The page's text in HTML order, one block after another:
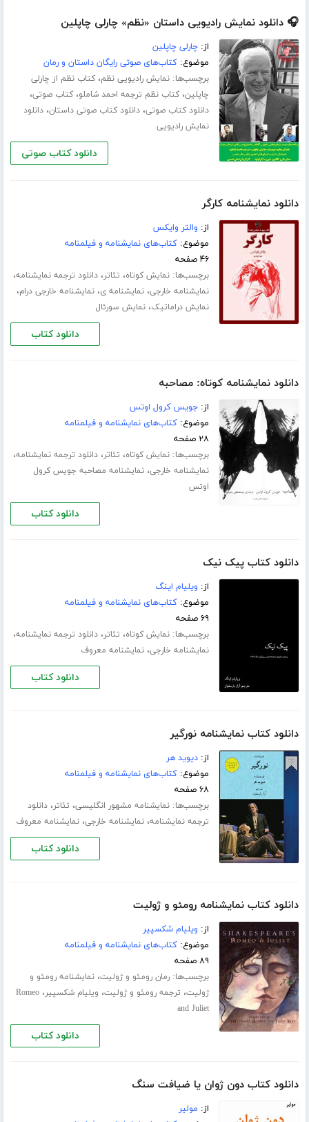
🎧 دانلود نمایش رادیویی داستان «نظم» چارلی چاپلین
از:چارلی چاپلین
موضوع:کتاب‌های صوتی رایگان داستان و رمان
برچسب‌ها:نمایش رادیویی نظم،کتاب نظم از چارلی
چاپلین،کتاب نظم ترجمه احمد شاملو،کتاب صوتی،
دانلود کتاب صوتی،دانلود کتاب صوتی داستان،دانلود
نمایش رادیویی
دانلود کتاب صوتی
دانلود نمایشنامه کارگر
از: والتر وایکس
موضوع:کتاب‌های نمایشنامه و فیلمنامه
۴۶ صفحه
برچسب‌ها:نمایش کوتاه، تئاتر،دانلود ترجمه نمایشنامه،
نمایشنامه خارجی،نمایشنامه ی،نمایشنامه خارجی درام،
نمایش دراماتیک،نمایش سورئال
دانلود کتاب
دانلود نمایشنامه کوتاه: مصاحبه
از:جویس کرول اوتس
موضوع:کتاب‌های نمایشنامه و فیلمنامه
۲۸ صفحه
برچسب‌ها:نمایش کوتاه، تئاتر،دانلود ترجمه نمایشنامه،
نمایشنامه خارجی،نمایشنامه مصاحبه جویس کرول
اوتس
دانلود کتاب
دانلود کتاب پیک نیک
از: ویلیام اینگ
موضوع:کتاب‌های نمایشنامه و فیلمنامه
۶۹ صفحه
برچسب‌ها:نمایش کوتاه، تئاتر،دانلود ترجمه نمایشنامه،
نمایشنامه خارجی،نمایشنامه معروف
دانلود کتاب
دانلود کتاب نمایشنامه نورگیر
از:دیوید هر
موضوع:کتاب‌های نمایشنامه و فیلمنامه
۶۸ صفحه
برچسب‌ها:نمایشنامه مشهور انگلیسی، تئاتر،دانلود
ترجمه نمایشنامه،نمایشنامه خارجی،نمایشنامه معروف
دانلود کتاب
دانلود کتاب نمایشنامه رومئو و ژولیت
از: ویلیام شکسپیر
موضوع:کتاب‌های نمایشنامه و فیلمنامه
۸۹ صفحه
برچسب‌ها:رمان رومئو و ژولیت،نمایشنامه رومئو و
ژولیت، ترجمه رومئو و ژولیت، ویلیام شکسپیر،Romeo
and Juliet
دانلود کتاب
دانلود کتاب دون ژوان یا ضیافت سنگ
از: مولیر